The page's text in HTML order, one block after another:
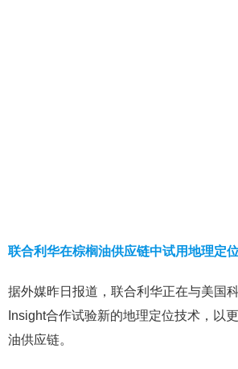
联合利华在棕榈油供应链中试用地理定
据外媒昨日报道，联合利华正在与美国
Insight合作试验新的地理定位技术，以
油供应链。